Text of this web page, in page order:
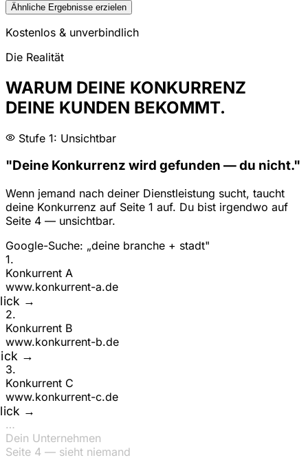
Ähnliche Ergebnisse erzielen
Kostenlos & unverbindlich
Die Realität
WARUM DEINE KONKURRENZ
DEINE KUNDEN BEKOMMT.
Stufe 1: Unsichtbar
"Deine Konkurrenz wird gefunden — du nicht."
Wenn jemand nach deiner Dienstleistung sucht, taucht
deine Konkurrenz auf Seite 1 auf. Du bist irgendwo auf
Seite 4 — unsichtbar.
Google-Suche: „deine branche + stadt"
1.
Konkurrent A
www.konkurrent-a.de
Klick →
2.
Konkurrent B
www.konkurrent-b.de
→
3.
Konkurrent C
www.konkurrent-c.de
Klick →
…
Dein Unternehmen
Seite 4 — sieht niemand